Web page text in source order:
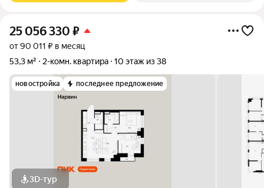
25 056 330 ₽
от 90 011 ₽ в месяц
53,3 м²
2-комн. квартира 10 этаж из 38
новостройка последнее предложение
3D-тур